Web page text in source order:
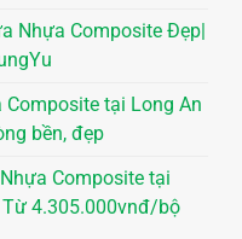
Nhựa Composite Đẹp|
Composite tại Long An
bền, đẹp
Composite tại
4.305.000vnđ/bộ